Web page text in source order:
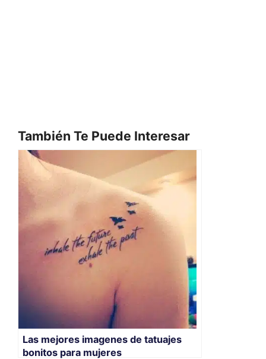
También Te Puede Interesar
Las mejores imagenes de tatuajes
bonitos para mujeres